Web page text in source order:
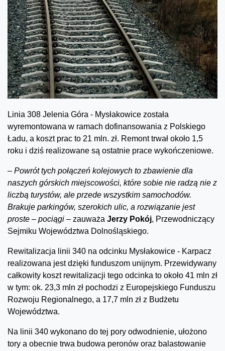
Linia 308 Jelenia Góra - Mysłakowice została
wyremontowana w ramach dofinansowania z Polskiego
Ładu, a koszt prac to 21 mln. zł. Remont trwał około 1,5
roku i dziś realizowane są ostatnie prace wykończeniowe.
– Powrót tych połączeń kolejowych to zbawienie dla
naszych górskich miejscowości, które sobie nie radzą nie z
liczbą turystów, ale przede wszystkim samochodów.
Brakuje parkingów, szerokich ulic, a rozwiązanie jest
proste – pociągi – zauważa Jerzy Pokój, Przewodniczący
Sejmiku Województwa Dolnośląskiego.
Rewitalizacja linii 340 na odcinku Mysłakowice - Karpacz
realizowana jest dzięki funduszom unijnym. Przewidywany
całkowity koszt rewitalizacji tego odcinka to około 41 mln zł
w tym: ok. 23,3 mln zł pochodzi z Europejskiego Funduszu
Rozwoju Regionalnego, a 17,7 mln zł z Budżetu
Województwa.
Na linii 340 wykonano do tej pory odwodnienie, ułożono
tory a obecnie trwa budowa peronów oraz balastowanie